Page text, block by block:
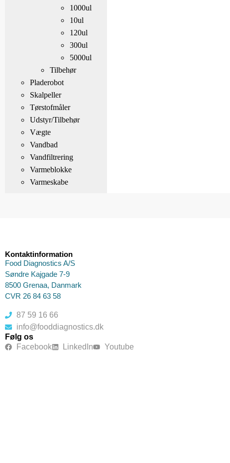
1000ul
10ul
120ul
300ul
5000ul
Tilbehør
Pladerobot
Skalpeller
Tørstofmåler
Udstyr/Tilbehør
Vægte
Vandbad
Vandfiltrering
Varmeblokke
Varmeskabe
Kontaktinformation
Food Diagnostics A/S
Søndre Kajgade 7-9
8500 Grenaa, Danmark
CVR 26 84 63 58
87 59 16 66
info@fooddiagnostics.dk
Følg os
Facebook
LinkedIn Youtube